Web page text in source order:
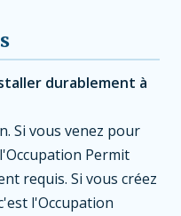
durablement à
Si vous venez pour
Permit
requis. Si vous créez
l'Occupation